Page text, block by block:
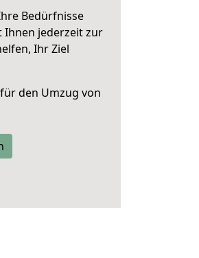
Bedürfnisse
Ihnen jederzeit zur
Ihr Ziel
den Umzug von